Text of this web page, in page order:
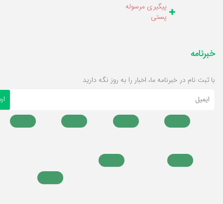
پیگیری مرسوله
پستی
خبرنامه
با ثبت نام در خبرنامه ما، اخبار را به روز نگه دارید
ایمیل